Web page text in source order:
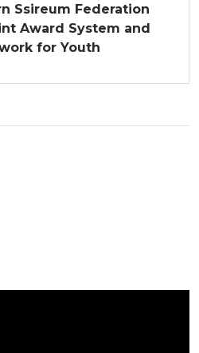
Ssireum Federation
Award System and
for Youth